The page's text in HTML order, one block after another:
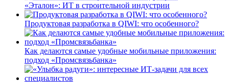
«Эталон»: ИТ в строительной индустрии
Продуктовая разработка в QIWI: что особенного?
Как делаются самые удобные мобильные приложения:
подход «Промсвязьбанка»